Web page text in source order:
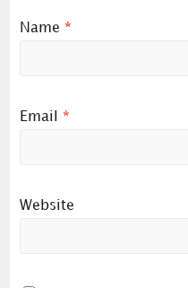
Name *
Email *
Website